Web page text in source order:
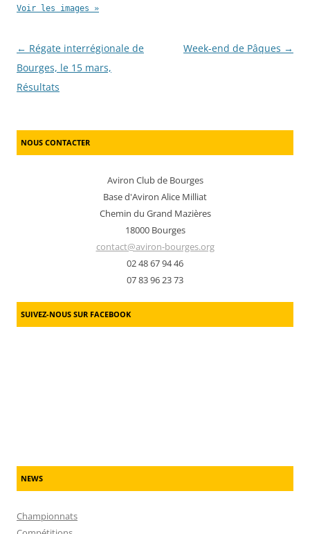
Voir les images »
Post navigation
← Régate interrégionale de
Bourges, le 15 mars,
Résultats
Week-end de Pâques →
NOUS CONTACTER
Aviron Club de Bourges
Base d'Aviron Alice Milliat
Chemin du Grand Mazières
18000 Bourges
contact@aviron-bourges.org
02 48 67 94 46
07 83 96 23 73
SUIVEZ-NOUS SUR FACEBOOK
NEWS
Championnats